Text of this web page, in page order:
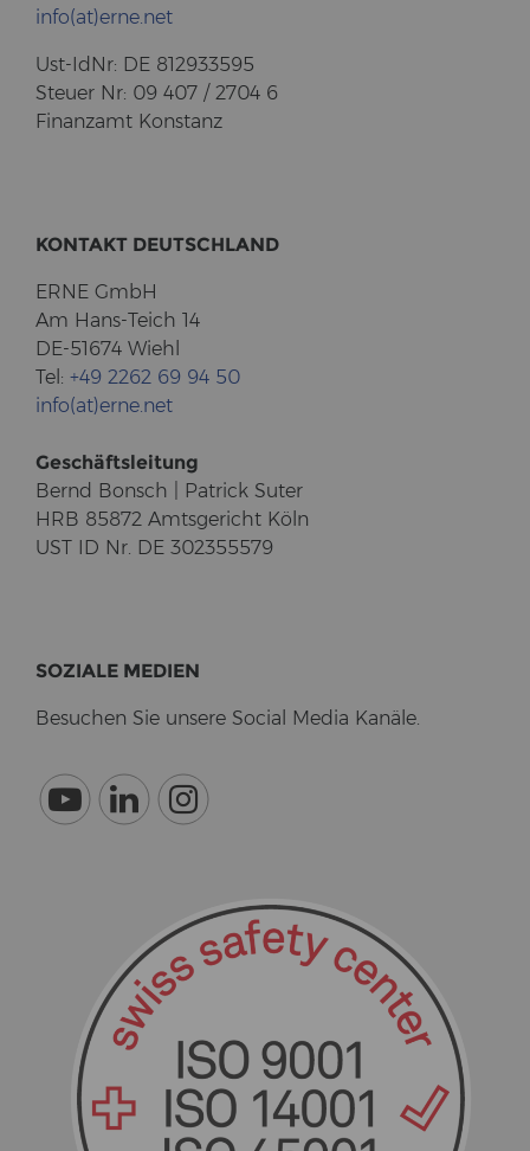
info(at)erne.net
Ust-​IdNr: DE 812933595
Steu­er Nr: 09 407 / 2704 6
Fi­nanz­amt Kon­stanz
KON­TAKT DEUTSCH­LAND
ERNE GmbH
Am Hans-​Teich 14
DE-51674 Wiehl
Tel: +49 2262 69 94 50
info(at)erne.net
Ge­schäfts­lei­tung
Bernd Bonsch | Pa­trick Suter
HRB 85872 Amts­ge­richt Köln
UST ID Nr. DE 302355579
SO­ZIA­LE ME­DI­EN
Be­su­chen Sie un­se­re So­cial Media Ka­nä­le.